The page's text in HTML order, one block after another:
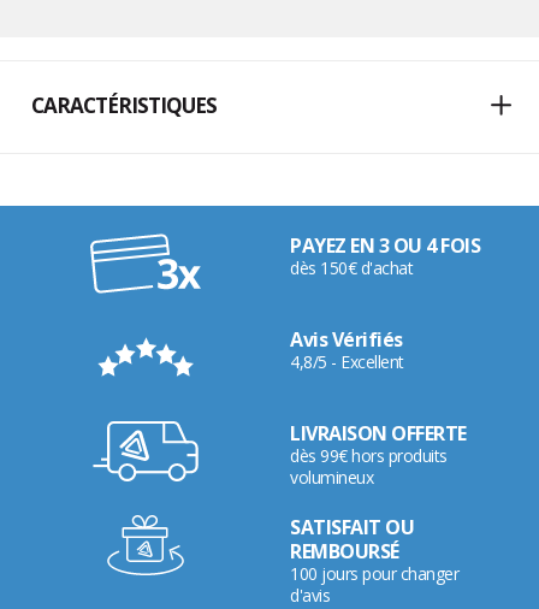
CARACTÉRISTIQUES
PAYEZ EN 3 OU 4 FOIS
dès 150€ d'achat
Avis Vérifiés
4,8/5 - Excellent
LIVRAISON OFFERTE
dès 99€ hors produits
volumineux
SATISFAIT OU
REMBOURSÉ
100 jours pour changer
d'avis